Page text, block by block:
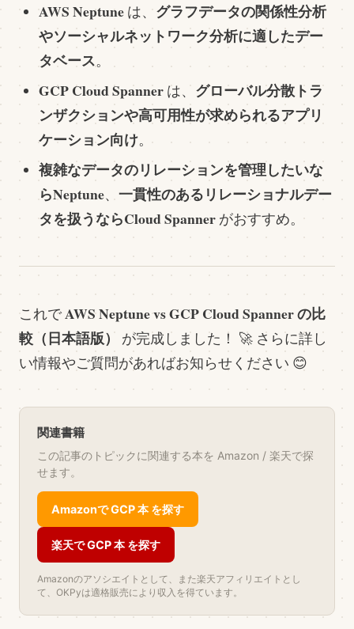
AWS Neptuneは、 グラフデータの関係性分析
やソーシャルネットワーク分析に適したデー
タベース。
GCP Cloud Spannerは、 グローバル分散トラ
ンザクションや高可用性が求められるアプリ
ケーション向け。
複雑なデータのリレーションを管理したいな
らNeptune、 一貫性のあるリレーショナルデー
タを扱うならCloud Spannerがおすすめ。
これでAWS Neptune vs GCP Cloud Spanner の比
較（日本語版）
が完成しました！ 🚀 さらに詳し
い情報やご質問があればお知らせください 😊
関連書籍
この記事のトピックに関連する本を Amazon / 楽天で探
せます。
Amazonで GCP 本 を探す
楽天で GCP 本 を探す
Amazonのアソシエイトとして、また楽天アフィリエイトとし
て、OKPyは適格販売により収入を得ています。